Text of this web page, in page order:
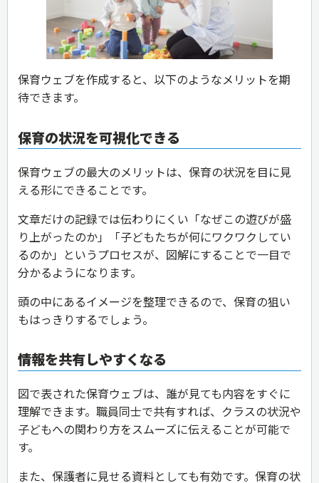
保育ウェブを作成すると、以下のようなメリットを期
待できます。
保育の状況を可視化できる
保育ウェブの最大のメリットは、保育の状況を目に見
える形にできることです。
文章だけの記録では伝わりにくい「なぜこの遊びが盛
り上がったのか」「子どもたちが何にワクワクしてい
るのか」というプロセスが、図解にすることで一目で
分かるようになります。
頭の中にあるイメージを整理できるので、保育の狙い
もはっきりするでしょう。
情報を共有しやすくなる
図で表された保育ウェブは、誰が見ても内容をすぐに
理解できます。職員同士で共有すれば、クラスの状況や
子どもへの関わり方をスムーズに伝えることが可能で
す。
また、保護者に見せる資料としても有効です。保育の状